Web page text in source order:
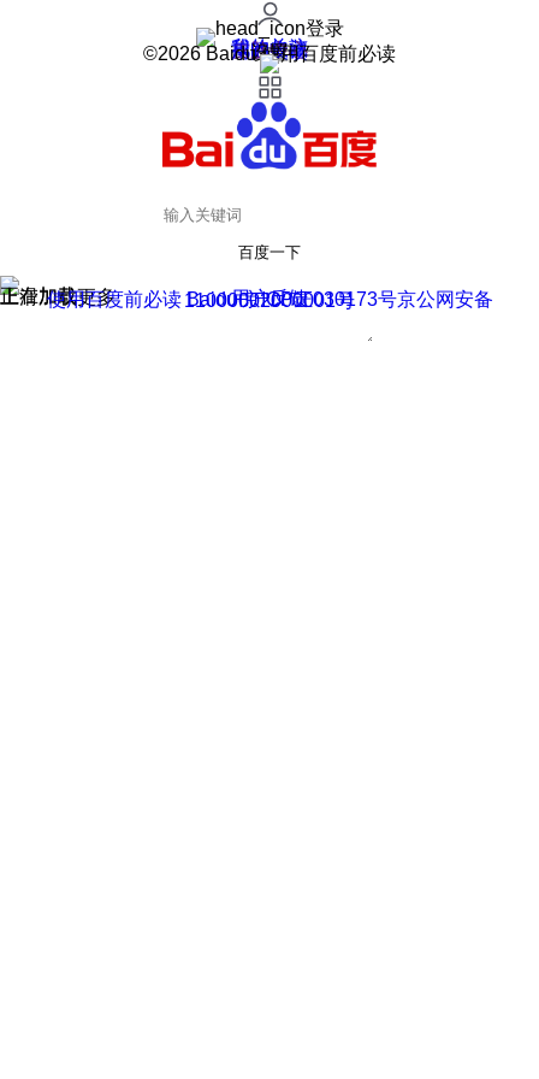
登录
我的关注
我的收藏
皮肤中心
用户反馈
设置
©2026 Baidu 使用百度前必读
百度一下
正在加载
上滑加载更多 用户反馈
使用百度前必读 Baidu 京ICP证030173号
京公网安备11000002000001号